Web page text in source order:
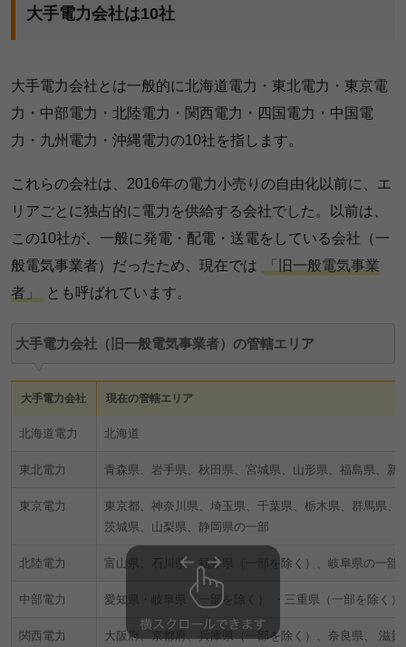
大手電力会社は10社
大手電力会社とは一般的に北海道電力・東北電力・東京電
力・中部電力・北陸電力・関西電力・四国電力・中国電
力・九州電力・沖縄電力の10社を指します。
これらの会社は、2016年の電力小売りの自由化以前に、エ
リアごとに独占的に電力を供給する会社でした。以前は、
この10社が、一般に発電・配電・送電をしている会社（一
般電気事業者）だったため、現在では
「旧一般電気事業
者」
とも呼ばれています。
大手電力会社（旧一般電気事業者）の管轄エリア
大手電力会社 現在の管轄エリア
北海道電力 北海道
東北電力 青森県、岩手県、秋田県、宮城県、山形県、福島県、新
東京電力
東京都、神奈川県、埼玉県、千葉県、栃木県、群馬県、
茨城県、山梨県、静岡県の一部
北陸電力 富山県、石川県、福井県（一部を除く）、岐阜県の一部
中部電力 愛知県・岐阜県（一部を除く） ・三重県（一部を除く
関西電力 大阪府、京都府、兵庫県（一部を除く）、奈良県、 滋